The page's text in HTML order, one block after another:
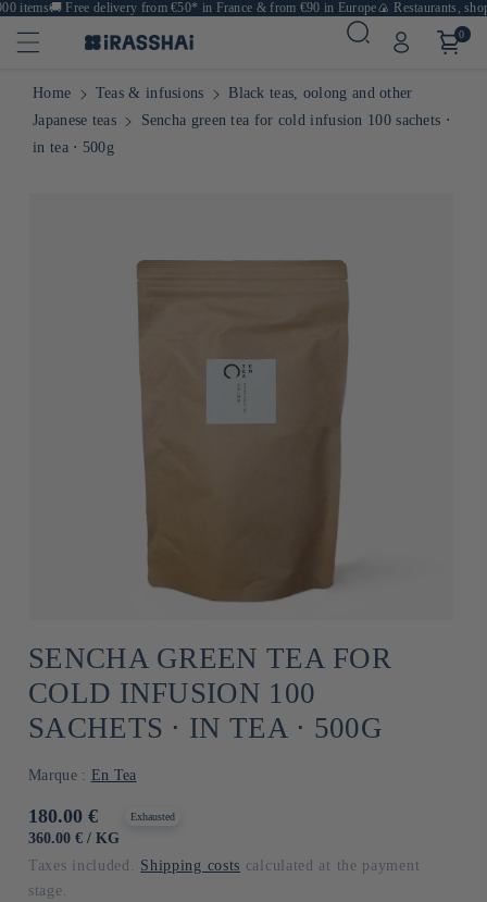
items🚚Free delivery from €50* in France & from €90 in Europe🍙 Restaurants,
0
Home Teas & infusions
Black teas, oolong and other
Japanese teas
Sencha green tea for cold infusion 100 sachets ⋅
in tea ⋅ 500g
SENCHA GREEN TEA FOR
COLD INFUSION 100
SACHETS ⋅ IN TEA ⋅ 500G
Marque : En Tea
Usual
price
180.00 €
UNIT
360.00 € / BY
KG
Exhausted
Taxes included. Shipping costs calculated at the payment
stage.